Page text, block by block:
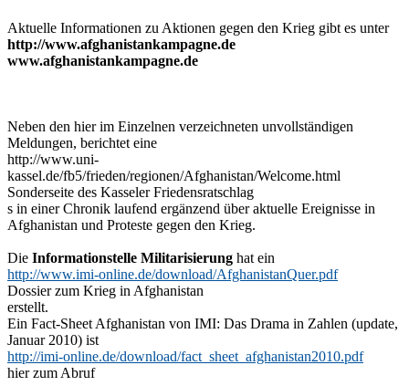
Aktuelle Informationen zu Aktionen gegen den Krieg gibt es unter
http://www.afghanistankampagne.de
www.afghanistankampagne.de
Neben den hier im Einzelnen verzeichneten unvollständigen
Meldungen, berichtet eine
http://www.uni-
kassel.de/fb5/frieden/regionen/Afghanistan/Welcome.html
Sonderseite des Kasseler Friedensratschlag
s in einer Chronik laufend ergänzend über aktuelle Ereignisse in
Afghanistan und Proteste gegen den Krieg.
Die Informationstelle Militarisierung hat ein
http://www.imi-online.de/download/AfghanistanQuer.pdf
Dossier zum Krieg in Afghanistan
erstellt.
Ein Fact-Sheet Afghanistan von IMI: Das Drama in Zahlen (update,
Januar 2010) ist
http://imi-online.de/download/fact_sheet_afghanistan2010.pdf
hier zum Abruf